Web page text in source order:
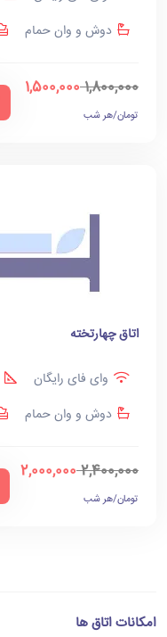
دوش و وان حمام
1,800,000
1,500,000
تومان/هر شب
اتاق چهارتخته
وای فای رایگان
دوش و وان حمام
2,400,000
2,000,000
تومان/هر شب
امکانات اتاق ها